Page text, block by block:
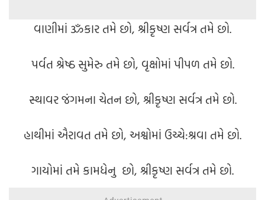
વાણીમાં ૐકાર તમે છો, શ્રીકૃષ્ણ સર્વત્ર તમે છો.
પર્વત શ્રેષ્ઠ સુમેરુ તમે છો, વૃક્ષોમાં પીપળ તમે છો.
સ્થાવર જંગમના ચેતન છો, શ્રીકૃષ્ણ સર્વત્ર તમે છો.
હાથીમાં ઐરાવત તમે છો, અશ્વોમાં ઉચ્ચે:શ્રવા તમે છો.
ગાયોમાં તમે કામધેનુ છો, શ્રીકૃષ્ણ સર્વત્ર તમે છો.